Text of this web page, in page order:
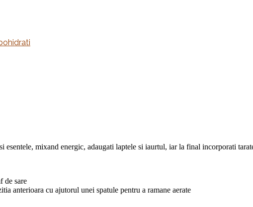
esentele, mixand energic, adaugati laptele si iaurtul, iar la final incorporati
de sare
anterioara cu ajutorul unei spatule pentru a ramane aerate